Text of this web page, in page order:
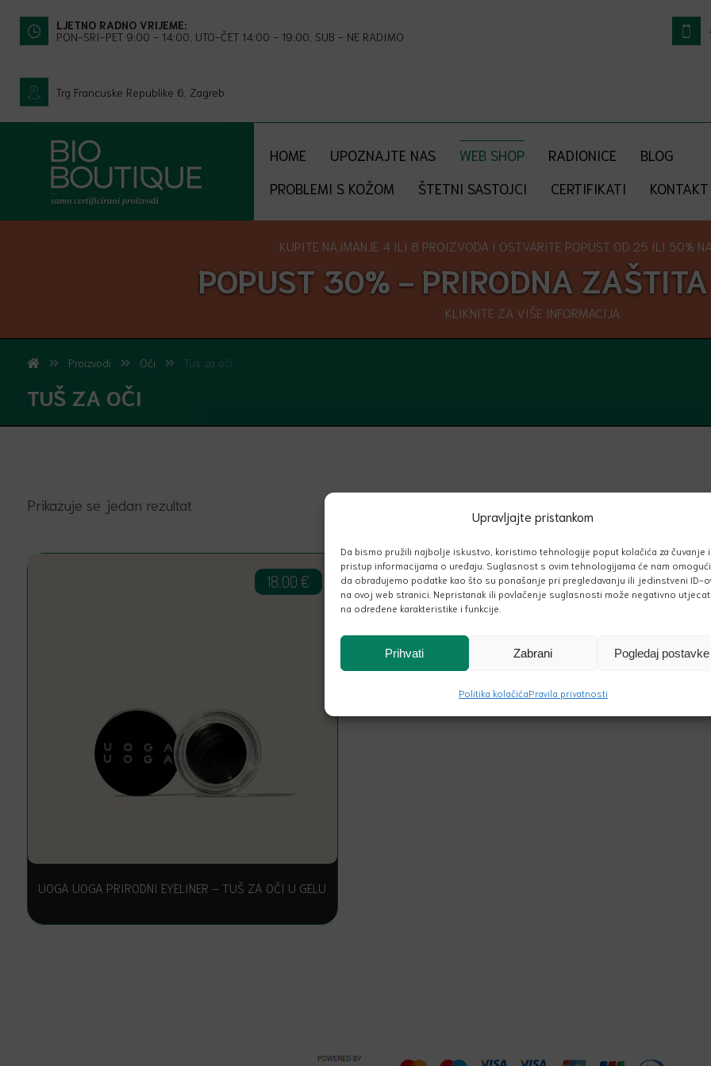
Upravljajte pristankom
Da bismo pružili najbolje iskustvo, koristimo tehnologije poput kolačića za čuvanje
pristup informacijama o uređaju. Suglasnost s ovim tehnologijama će nam
da obrađujemo podatke kao što su ponašanje pri pregledavanju ili jedinstveni ID-
na ovoj web stranici. Nepristanak ili povlačenje suglasnosti može negativno utjecati
na određene karakteristike i funkcije.
Prihvati Zabrani Pogledaj postavke
Politika kolačićaPravila privatnosti
LJETNO RADNO VRIJEME:
PON-SRI-PET 9:00 - 14:00, UTO-ČET 14:00 - 19:00, SUB - NE RADIMO
Trg Francuske Republike 6, Zagreb
HOME UPOZNAJTE NAS WEB SHOP RADIONICE
BLOG
PROBLEMI S KOŽOM
ŠTETNI SASTOJCI CERTIFIKATI KONTAKT
KUPITE NAJMANJE 4 ILI 8 PROIZVODA I OSTVARITE POPUST OD 25 ILI 50% NA
POPUST 30% - PRIRODNA
KLIKNITE ZA VIŠE INFORMACIJA.
Proizvodi Oči Tuš za oči
TUŠ ZA OČI
Prikazuje se jedan rezultat
UOGA UOGA PRIRODNI EYELINER – TUŠ ZA OČI U GELU
18.00€